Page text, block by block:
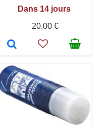
Dans 14 jours
20,00 €